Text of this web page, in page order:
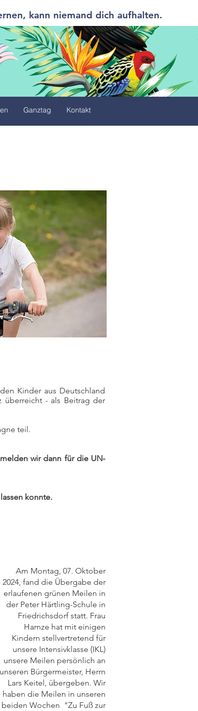
kann niemand dich aufhalten.
Kinder aus Deutschland
überreicht - als Beitrag der
teil.
wir dann für die UN-
konnte.
Am Montag, 07. Oktober
2024, fand die Übergabe der
erlaufenen grünen Meilen in
der Peter Härtling-Schule in
Friedrichsdorf statt. Frau
Hamze hat mit einigen
Kindern stellvertretend für
unsere Intensivklasse (IKL)
unsere Meilen persönlich an
unseren Bürgermeister, Herrn
Lars Keitel, übergeben. Wir
haben die Meilen in unseren
beiden Wochen "Zu Fuß zur
Ganztag Kontakt